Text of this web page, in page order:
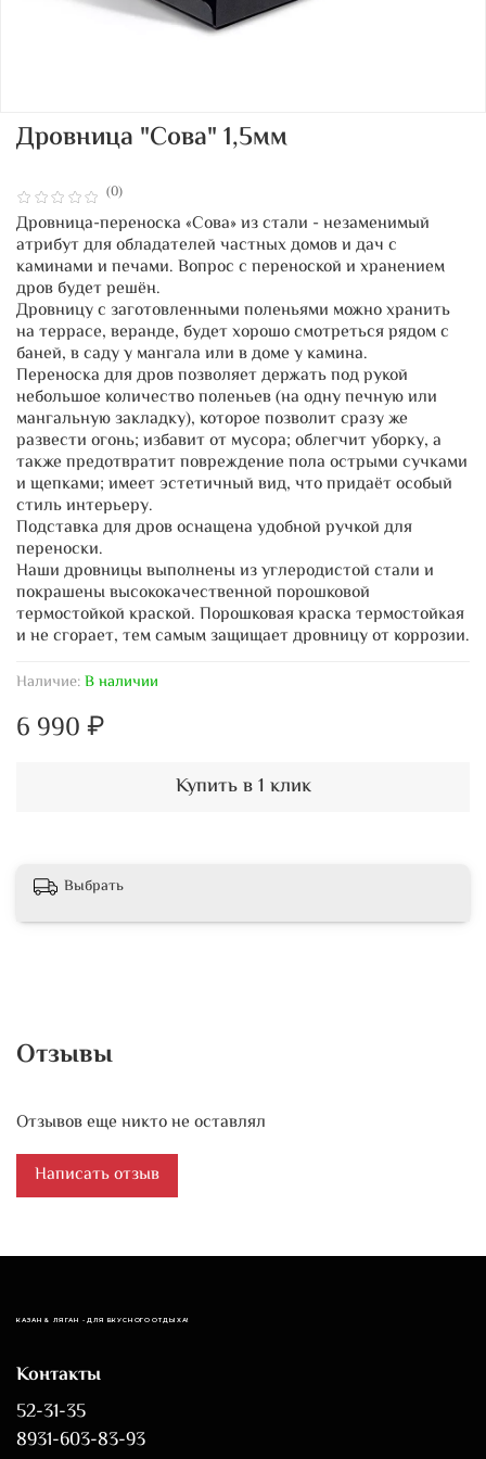
(0)
Наличие:В наличии
Дровница "Сова" 1,5мм
6 990 ₽
Купить в 1 клик
Дровница-переноска «Сова» из стали - незаменимый
атрибут для обладателей частных домов и дач с
каминами и печами. Вопрос с переноской и хранением
дров будет решён.
Дровницу с заготовленными поленьями можно хранить
на террасе, веранде, будет хорошо смотреться рядом с
баней, в саду у мангала или в доме у камина.
Переноска для дров позволяет держать под рукой
небольшое количество поленьев (на одну печную или
мангальную закладку), которое позволит сразу же
развести огонь; избавит от мусора; облегчит уборку, а
также предотвратит повреждение пола острыми сучками
и щепками; имеет эстетичный вид, что придаёт особый
стиль интерьеру.
Подставка для дров оснащена удобной ручкой для
переноски.
Наши дровницы выполнены из углеродистой стали и
покрашены высококачественной порошковой
термостойкой краской. Порошковая краска термостойкая
и не сгорает, тем самым защищает дровницу от коррозии.
Выбрать
Отзывы
Отзывов еще никто не оставлял
Написать отзыв
КАЗАН & ЛЯГАН - ДЛЯ ВКУСНОГО ОТДЫХА!
Контакты
52-31-35
8931-603-83-93